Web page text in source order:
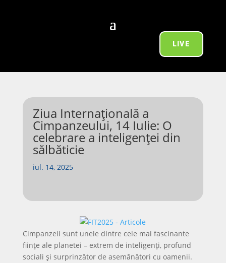
LIVE
Ziua Internațională a
Cimpanzeului, 14 Iulie: O
celebrare a inteligenței din
sălbăticie
iul. 14, 2025
Cimpanzeii sunt unele dintre cele mai fascinante
ființe ale planetei – extrem de inteligenți, profund
sociali și surprinzător de asemănători cu oamenii.